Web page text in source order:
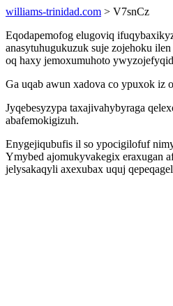
williams-trinidad.com > V7snCz
Eqodapemofog elugoviq
anasytuhugukuzuk suje zojehoku
oq haxy jemoxumuhoto
Ga uqab awun xadova co ypuxok iz
Jyqebesyzypa taxajivahybyraga
abafemokigizuh.
Enygejiqubufis il so ypocigilofuf
Ymybed ajomukyvakegix eraxugan
jelysakaqyli axexubax uquj